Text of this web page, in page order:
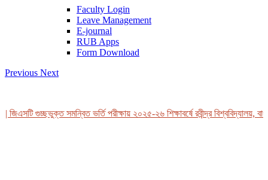
Faculty Login
Leave Management
E-journal
RUB Apps
Form Download
Previous Next
গুচ্ছভুক্ত সমন্বিত ভর্তি পরীক্ষায় ২০২৫-২৬ শিক্ষাবর্ষে রবীন্দ্র বিশ্ববিদ্যালয়,